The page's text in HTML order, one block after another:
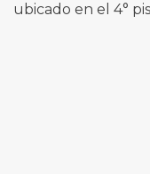
ubicado en el 4°